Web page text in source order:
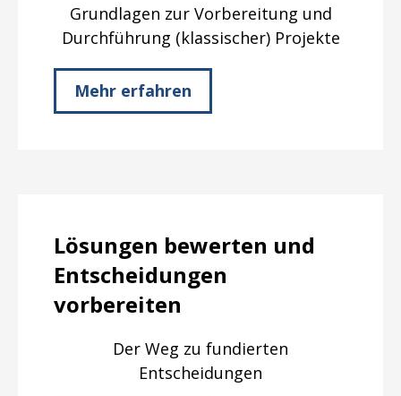
Grundlagen zur Vorbereitung und
Durchführung (klassischer) Projekte
Mehr erfahren
Lösungen bewerten und
Entscheidungen
vorbereiten
Der Weg zu fundierten
Entscheidungen